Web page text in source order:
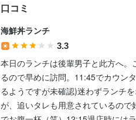
口コミ
海鮮丼ランチ
3.3
本日のランチは後輩男子と此方へ
るので早めに訪問。11:45でカウン
るようですが未確認)迷わずランチ
が、追いタレも用意されているの
連絡先
077-548-8115
法人名・事業者名
【店舗名】いさ奈　【代表氏名】松
最終更新日2026/07/30
連絡先
077-548-8115
法人名・事業者名
【店舗名】いさ奈　【代表氏名】松
最終更新日2026/06/11
【店舗名】いさ奈　【代表氏名】松
最終更新日2026/06/02